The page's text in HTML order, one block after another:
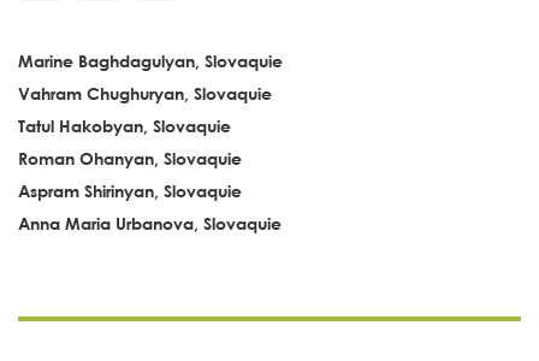
Marine Baghdagulyan, Slovaquie
Vahram Chughuryan, Slovaquie
Tatul Hakobyan, Slovaquie
Roman Ohanyan, Slovaquie
Aspram Shirinyan, Slovaquie
Anna Maria Urbanova, Slovaquie